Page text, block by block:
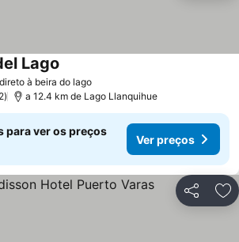
à beira do lago
Lago
a 12.4 km de Lago Llanquihue
para ver os preços
Ver preços
Partilhar